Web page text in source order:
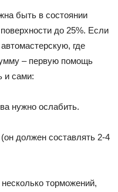
быть в состоянии
до 25%. Если
где
– первую помощь
и сами:
нужно ослабить.
должен составлять 2-4
торможений,